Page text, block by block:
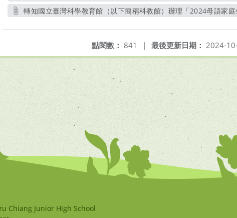
另開
轉知國立臺灣科學教育館（以下簡稱科教館）辦理「2024母語家
最後更新日期： 2024-
點閱數： 841 |
Chiang Junior High School